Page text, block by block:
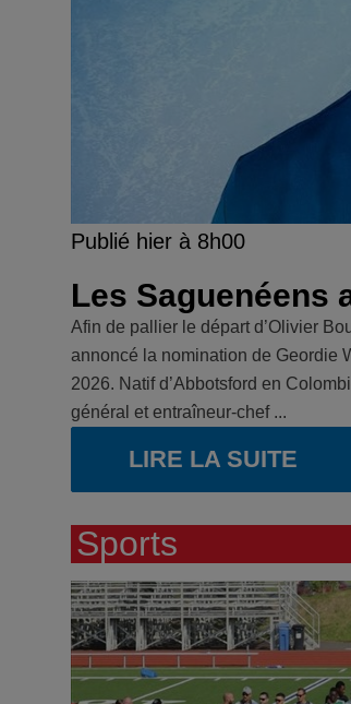
Publié hier à 8h00
Les Saguenéens
Afin de pallier le départ d’Olivier
annoncé la nomination de Geordie
2026. Natif d’Abbotsford en
général et entraîneur-chef ...
LIRE LA SUITE
Sports